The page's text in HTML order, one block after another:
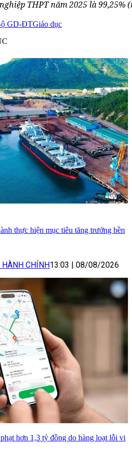
THPT năm 2025 là 99,25%
GD-ĐTGiáo dục
thực hiện mục tiêu tăng trưởng bền
HÀNH CHÍNH13:03 08/08/2026
hơn 1,3 tỷ đồng do hàng loạt lỗi vi